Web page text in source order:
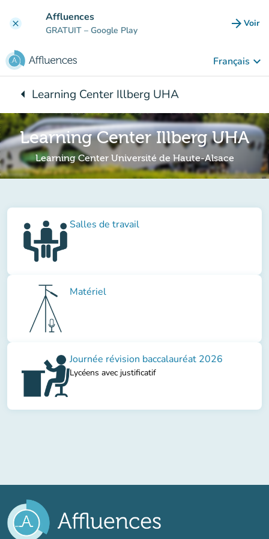
clear Affluences
GRATUIT – Google Play arrow_forward Voir
Français keyboard_arrow_down
arrow_leftRetour à :
Learning Center Illberg UHA
Learning Center Illberg UHA
Learning Center Université de Haute-Alsace
Salles de travail
Matériel
Journée révision baccalauréat 2026
Lycéens avec justificatif